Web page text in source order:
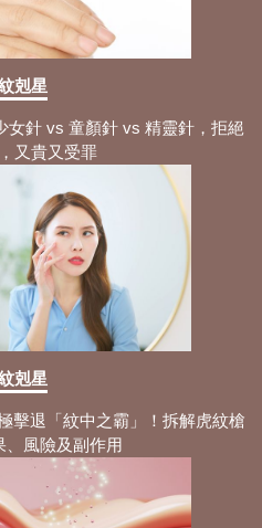
剋星
女針 vs 童顏針 vs 精靈針，拒絕
又貴又受罪
剋星
擊退「紋中之霸」！拆解虎紋槍
、風險及副作用